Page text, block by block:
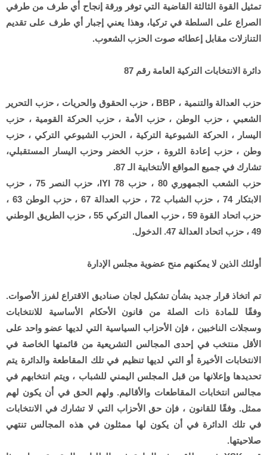
تمثيل القوة الثالثة القاضية التي توفر ورقة إنجاح أي طرف من طرفي
الصراع على السلطة في تركيا، وهذا يعني إجبار أي طرف على تقديم
التنازلات مقابل إعطائه صوت الحزب الشعوب.
دائرة الانتخابات التركية العامة رقم 87
حزب العدالة والتنمية ، BBP ، حزب الحقوق والحريات ، حزب التحرير
الشعبي ، حزب الوطن ، حزب الأمة ، حزب الحركة القومية ، حزب
اليسار ، الحركة الشيوعية التركية ، الحزب الشيوعي التركي ، حزب
وطن ، حزب إعادة الثروة ، حزب الخضر وحزب اليسار المستقبلي،
تشارك في جميع المواقع الأنتخابية الـ 87.
حزب الشعب الجمهوري 80 ، حزب IYI 78، حزب النصر 75 ، حزب
الابتكار 74 ، حزب الشباب 72 ، حزب العدالة 67 ، حزب الوطن 63 ،
حزب اتحاد القوة 59 ، حزب العمال التركي 55 ، حزب الطريق الوطني
49 ، حزب اتحاد العدالة 47. الدخول.
أولئك الذين لا يمكنهم منح عضوية مجلس الإدارة
تم اتخاذ قرار جديد بشأن تشكيل لجان صناديق الاقتراع لفرز الأصوات.
وفقًا للمادة ذات الصلة من قانون الأحكام الأساسية للانتخابات
وسجلات الناخبين ، فإن الأحزاب السياسية التي لديها عضو واحد على
الأقل منتخب في إحدى المجالس التشريعية من قائمتها الخاصة في
الانتخابات الأخيرة أو التي لديها تنظيم في تلك المقاطعة والدائرة يتم
تحديدها وإعلانها من قبل المجلس اليمني للشباب ، ويتم انتخابهم في
مجالس انتخابات المقاطعات والأقاليم. ولهم الحق في أن يكون لهم
ممثل. وفقًا للقانون ، فإن حق الأحزاب التي لا تشارك في الانتخابات
في تلك الدائرة في أن يكون لها ممثلون في هذه المجالس تنتهي
صلاحيتها.